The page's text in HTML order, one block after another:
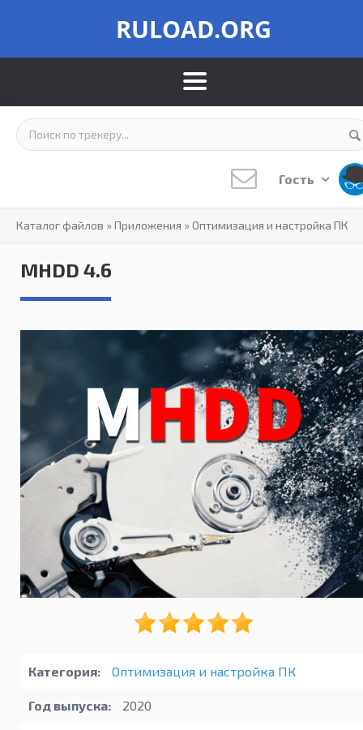
RULOAD.ORG
Гость
Каталог файлов »Приложения »Оптимизация и настройка ПК
MHDD 4.6
Категория: Оптимизация и настройка ПК
Год выпуска: 2020